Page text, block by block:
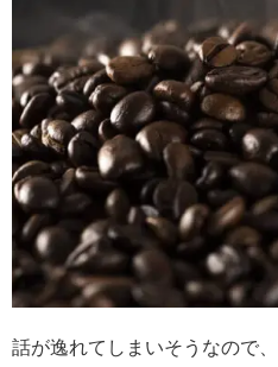
話が逸れてしまいそうなので